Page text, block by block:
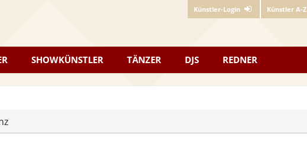
Künstler-Login Künstler A-Z
SHOWKÜNSTLER TÄNZER DJS REDNER